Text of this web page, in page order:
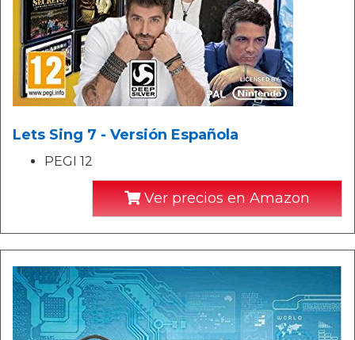
Lets Sing 7 - Versión Española
PEGI 12
Ver precios en Amazon